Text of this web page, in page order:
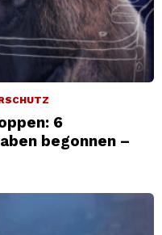
6
begonnen –